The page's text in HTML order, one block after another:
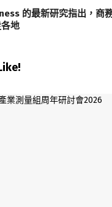
的最新研究指出，商
地